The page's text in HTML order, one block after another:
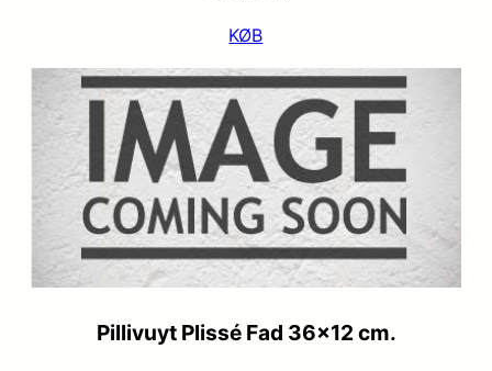
KØB
Pillivuyt Plissé Fad 36×12 cm.